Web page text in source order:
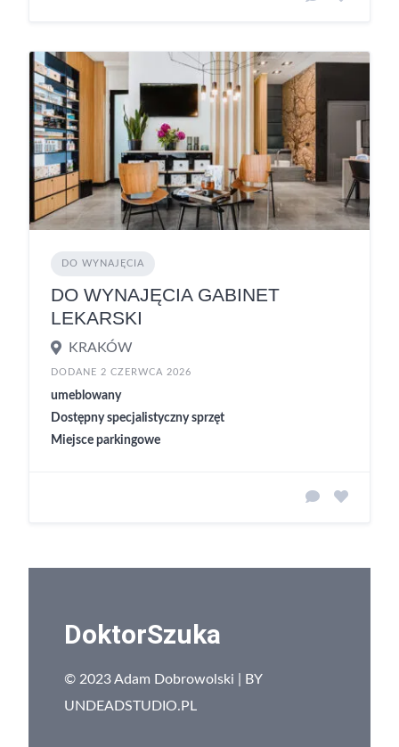
DO WYNAJĘCIA
DO WYNAJĘCIA GABINET
LEKARSKI
KRAKÓW
DODANE 2 CZERWCA 2026
umeblowany
Dostępny specjalistyczny sprzęt
Miejsce parkingowe
DoktorSzuka
© 2023 Adam Dobrowolski | BY
UNDEADSTUDIO.PL